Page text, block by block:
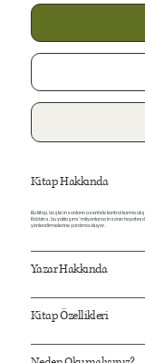
Kitap Hakkında
Bu kitap, başka insanların üzerinde kontrol kurma
Robbins, bu yaklaşımı “milyonlarca insanın
yönlendirmelerine yardımcı oluyor.
Yazar Hakkında
Kitap Özellikleri